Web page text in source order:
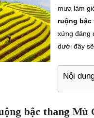
mưa làm
ruộng bậc
xứng đáng
dưới đây
Nội
bậc thang Mù